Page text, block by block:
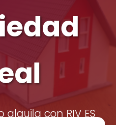
con RIV ES